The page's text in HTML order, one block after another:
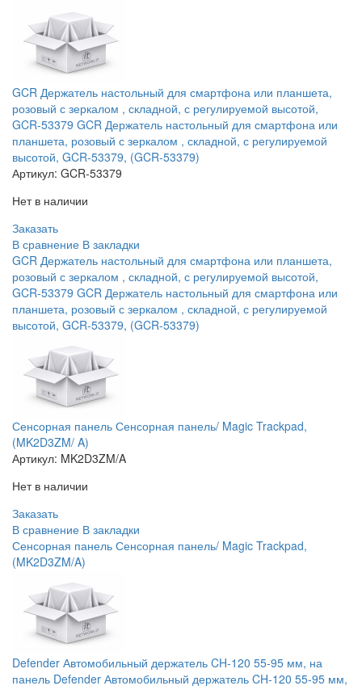
GCR Держатель настольный для смартфона или планшета,
розовый с зеркалом , складной, с регулируемой высотой,
GCR-53379 GCR Держатель настольный для смартфона или
планшета, розовый с зеркалом , складной, с регулируемой
высотой, GCR-53379, (GCR-53379)
Артикул: GCR-53379
Нет в наличии
Заказать
В сравнение В закладки
GCR Держатель настольный для смартфона или планшета,
розовый с зеркалом , складной, с регулируемой высотой,
GCR-53379 GCR Держатель настольный для смартфона или
планшета, розовый с зеркалом , складной, с регулируемой
высотой, GCR-53379, (GCR-53379)
Сенсорная панель Сенсорная панель/ Magic Trackpad,
(MK2D3ZM/ A)
Артикул: MK2D3ZM/A
Нет в наличии
Заказать
В сравнение В закладки
Сенсорная панель Сенсорная панель/ Magic Trackpad,
(MK2D3ZM/A)
Defender Автомобильный держатель CH-120 55-95 мм, на
панель Defender Автомобильный держатель CH-120 55-95 мм,